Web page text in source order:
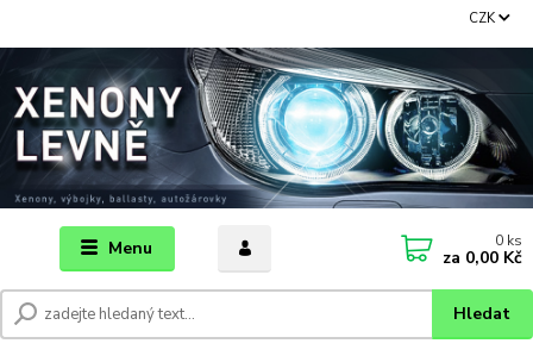
Menu
CZK
Hledat
0 ks
za 0,00 Kč